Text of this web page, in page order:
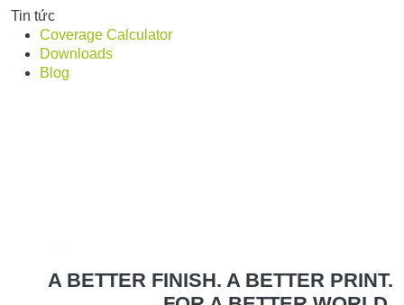
Tin tức
Coverage Calculator
Downloads
Blog
A BETTER FINISH. A BETTER PRINT.